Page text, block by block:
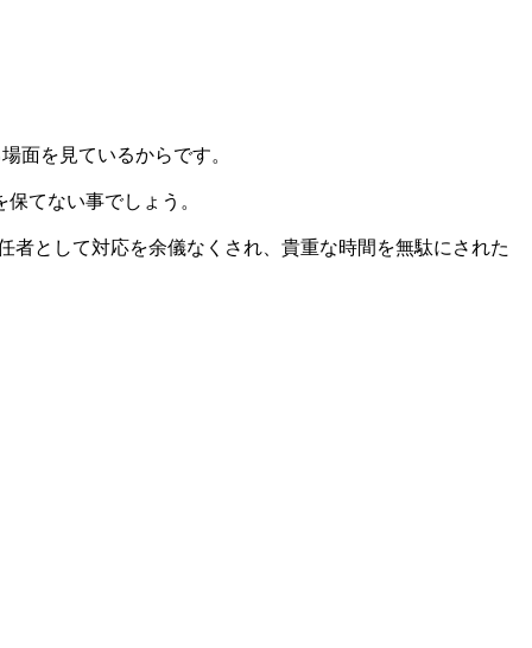
面を見ているからです。
てない事でしょう。
として対応を余儀なくされ、貴重な時間を無駄にされた